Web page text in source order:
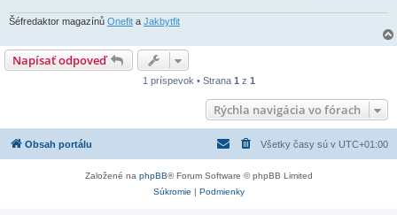
k
Šéfredaktor magazínů Onefit a Jakbytfit
Napísať odpoveď
1 príspevok • Strana 1 z 1
Rýchla navigácia vo fórach
Obsah portálu Všetky časy sú v UTC+01:00
Založené na phpBB® Forum Software © phpBB Limited
Súkromie | Podmienky